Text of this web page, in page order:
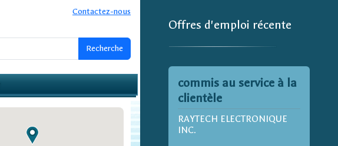
Contactez-nous
Offres d'emploi récente
commis au service à la
clientèle
RAYTECH ELECTRONIQUE
INC.